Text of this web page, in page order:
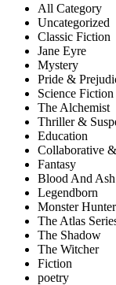
All Category
Uncategorized
Classic Fiction
Jane Eyre
Mystery
Pride &
Science Fiction
The Alchemist
Thriller &
Education
Collaborative
Fantasy
Blood And Ash
Legendborn
Monster
The Atlas
The Shadow
The Witcher
Fiction
poetry